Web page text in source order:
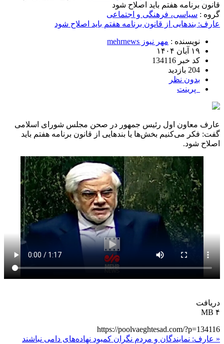
قانون برنامه هفتم باید اصلاح شود
گروه : سیاسی، فرهنگی و اجتماعی
عارف: بندهایی از قانون برنامه هفتم باید اصلاح شود
نویسنده : مهر نیوز mehrnews
۱۹ آبان ۱۴۰۴
کد خبر 134116
204 بازدید
بدون نظر
پرینت
عارف معاون اول رئیس جمهور در صحن مجلس شورای اسلامی
گفت: فکر می‌کنیم بخش‌ها یا بندهایی از قانون برنامه هفتم باید
اصلاح شود.
دریافت
۴ MB
https://poolvaeghtesad.com/?p=134116
« عارف: نمایندگان و مردم نگران کمبود نهاده‌های دامی نباشند